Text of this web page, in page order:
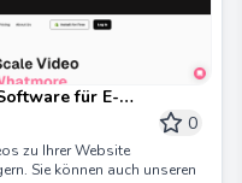
für E-
0
zu Ihrer Website
Sie können auch unseren